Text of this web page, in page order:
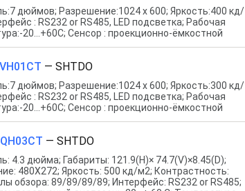
дюймов; Разрешение:1024 x 600; Яркость:400 кд/
: RS232 or RS485, LED подсветка; Рабочая
20…+60С; Сенсор : проекционно-ёмкостной
— SHTDO
дюймов; Разрешение:1024 x 600; Яркость:300 кд/
: RS232 or RS485, LED подсветка; Рабочая
20…+60С; Сенсор : проекционно-ёмкостной
— SHTDO
4.3 дюйма; Габариты: 121.9(H)× 74.7(V)×8.45(D);
480Х272; Яркость: 500 кд/м2; Контрастность:
обзора: 89/89/89/89; Интерфейс: RS232 or RS485;